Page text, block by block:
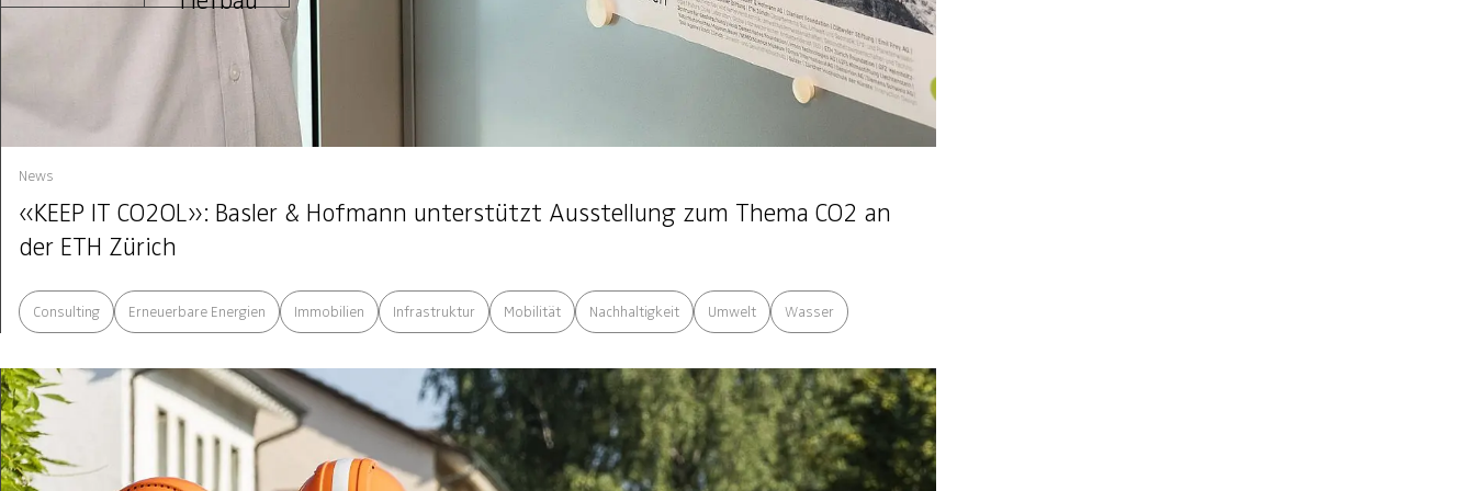
News
«KEEP IT CO2OL»: Basler & Hofmann unterstützt Ausstellung zum Thema CO2 an
der ETH Zürich
Consulting Erneuerbare Energien Immobilien Infrastruktur Mobilität Nachhaltigkeit Umwelt Wasser